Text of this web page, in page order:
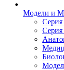
Модели и
Серия
Серия